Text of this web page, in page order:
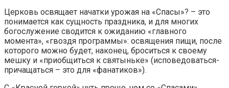
Церковь освящает начатки урожая на «Спасы»? – это
понимается как сущность праздника, и для многих
богослужение сводится к ожиданию «главного
момента», «гвоздя программы»: освящения пищи, после
которого можно будет, наконец, броситься к своему
мешку и «приобщиться к святыньке» (исповедоваться-
причащаться – это для «фанатиков»).